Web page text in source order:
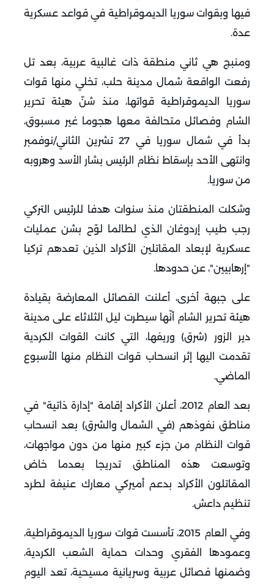
فيها وبقوات سوريا الديموقراطية في قواعد عسكرية
عدة.
ومنبج هي ثاني منطقة ذات غالبية عربية، بعد تل
رفعت الواقعة شمال مدينة حلب، تخلي منها قوات
سوريا الديموقراطية قواتها، منذ شنّ هيئة تحرير
الشام وفصائل متحالفة معها هجوما غير مسبوق،
بدأ في شمال سوريا في 27 تشرين الثاني/نوفمبر
وانتهى الأحد بإسقاط نظام الرئيس بشار الأسد وهروبه
من سوريا.
وشكلت المنطقتان منذ سنوات هدفا للرئيس التركي
رجب طيب إردوغان الذي لطالما لوّح بشن عمليات
عسكرية لإبعاد المقاتلين الأكراد الذين تعدهم تركيا
"إرهابيين"، عن حدودها.
على جبهة أخرى، أعلنت الفصائل المعارضة بقيادة
هيئة تحرير الشام أنّها سيطرت ليل الثلاثاء على مدينة
دير الزور (شرق) وريفها، التي كانت القوات الكردية
تقدمت اليها إثر انسحاب قوات النظام منها الأسبوع
الماضي.
بعد العام 2012، أعلن الأكراد إقامة "إدارة ذاتية" في
مناطق نفوذهم (في الشمال والشرق) بعد انسحاب
قوات النظام من جزء كبير منها من دون مواجهات،
وتوسعت هذه المناطق تدريجا بعدما خاض
المقاتلون الأكراد بدعم أميركي معارك عنيفة لطرد
تنظيم داعش.
وفي العام 2015، تأسست قوات سوريا الديموقراطية،
وعمودها الفقري وحدات حماية الشعب الكردية،
وضمنها فصائل عربية وسريانية مسيحية، تعد اليوم